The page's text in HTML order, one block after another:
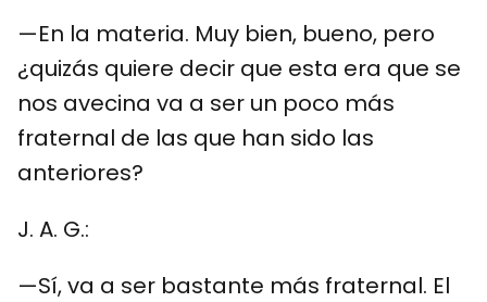
—En la materia. Muy bien, bueno, pero
¿quizás quiere decir que esta era que se
nos avecina va a ser un poco más
fraternal de las que han sido las
anteriores?
J. A. G.:
—Sí, va a ser bastante más fraternal. El